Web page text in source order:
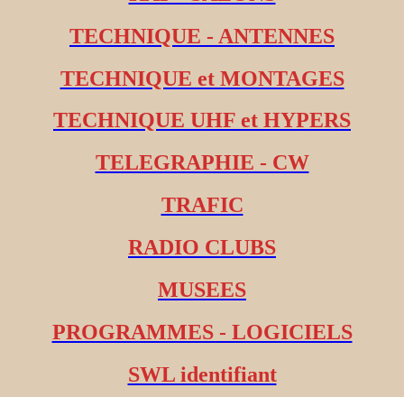
TECHNIQUE - ANTENNES
TECHNIQUE et MONTAGES
TECHNIQUE UHF et HYPERS
TELEGRAPHIE - CW
TRAFIC
RADIO CLUBS
MUSEES
PROGRAMMES - LOGICIELS
SWL identifiant